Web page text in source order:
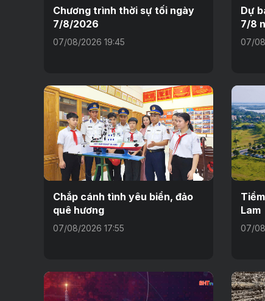
Chương trình thời sự tối ngày
7/8/2026
07/08/2026 19:45
Dự
7/8
07/
Chắp cánh tình yêu biển, đảo
quê hương
07/08/2026 17:55
Lam
07/